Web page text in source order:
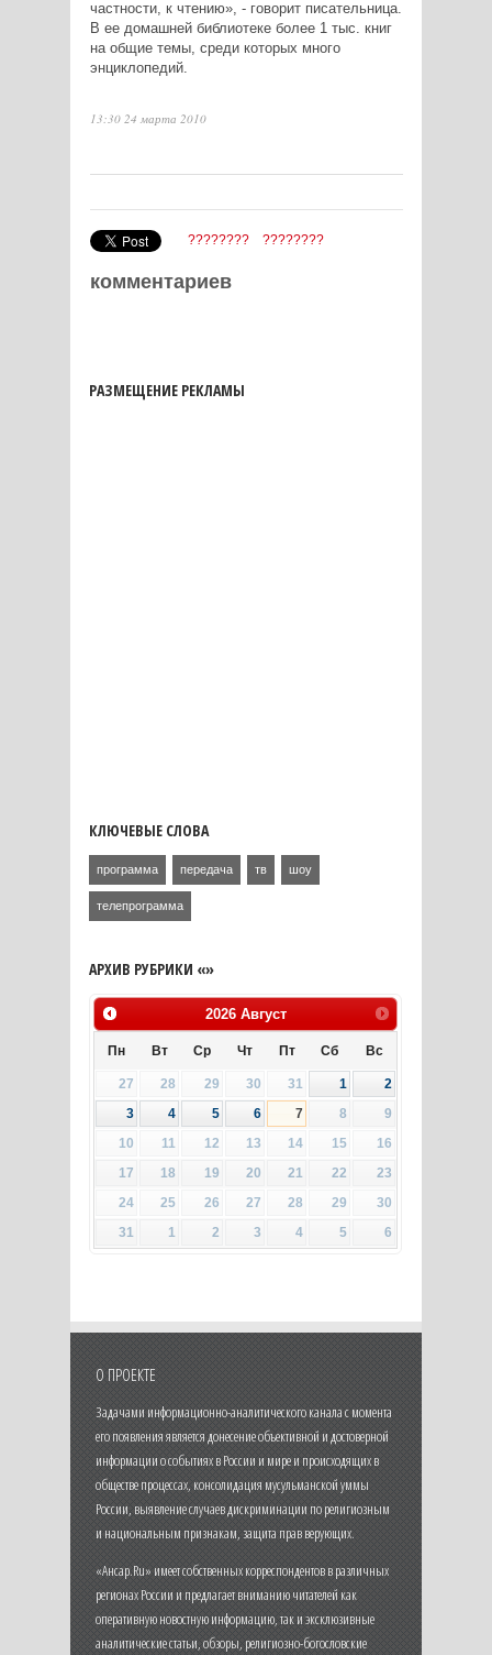
частности, к чтению», - говорит писательница.
В ее домашней библиотеке более 1 тыс. книг
на общие темы, среди которых много
энциклопедий.
13:30 24 марта 2010
???????? ????????
комментариев
РАЗМЕЩЕНИЕ РЕКЛАМЫ
КЛЮЧЕВЫЕ СЛОВА
программа передача тв шоу
телепрограмма
АРХИВ РУБРИКИ «»
2026 Август
Пн Вт Ср Чт Пт Сб Вс
27 28 29 30 31 1
2
3
4 5 6 7 8
9
10
11 12 13 14 15
16
17
18 19 20 21 22
23
24
25 26 27 28 29
30
31
1 2 3 4 5 6
О ПРОЕКТЕ
Задачами информационно-аналитического канала с момента
его появления является донесение объективной и достоверной
информации о событиях в России и мире и происходящих в
обществе процессах, консолидация мусульманской уммы
России, выявление случаев дискриминации по религиозным
и национальным признакам, защита прав верующих.
«Ансар.Ru» имеет собственных корреспондентов в различных
регионах России и предлагает вниманию читателей как
оперативную новостную информацию, так и эксклюзивные
аналитические статьи, обзоры, религиозно-богословские